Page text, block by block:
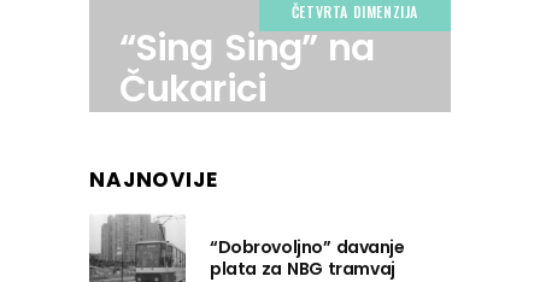
ČETVRTA DIMENZIJA
“Sing Sing” na
Čukarici
NAJNOVIJE
“Dobrovoljno” davanje
plata za NBG tramvaj